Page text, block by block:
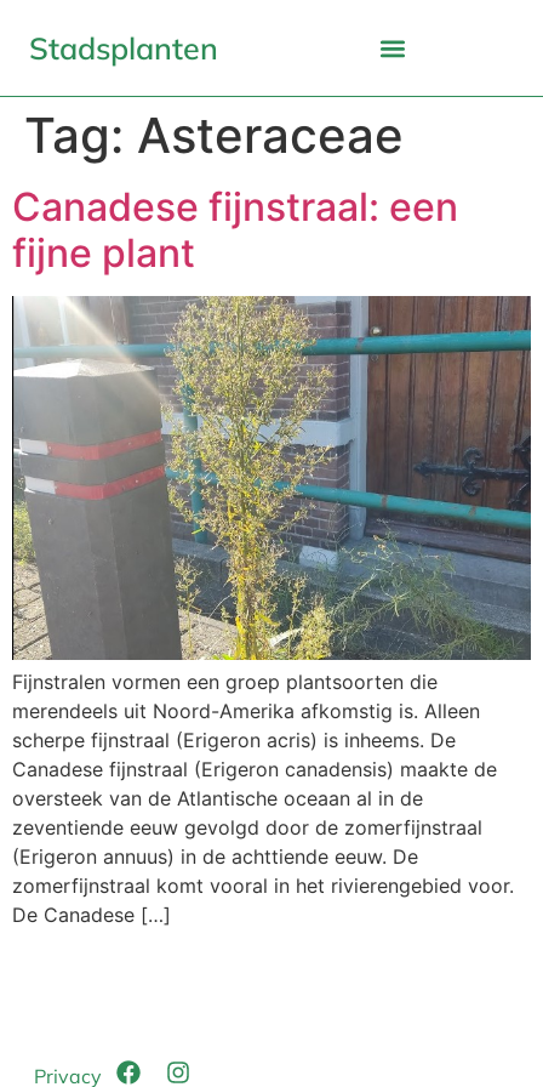
Stadsplanten
Tag: Asteraceae
Canadese fijnstraal: een
fijne plant
Fijnstralen vormen een groep plantsoorten die
merendeels uit Noord-Amerika afkomstig is. Alleen
scherpe fijnstraal (Erigeron acris) is inheems. De
Canadese fijnstraal (Erigeron canadensis) maakte de
oversteek van de Atlantische oceaan al in de
zeventiende eeuw gevolgd door de zomerfijnstraal
(Erigeron annuus) in de achttiende eeuw. De
zomerfijnstraal komt vooral in het rivierengebied voor.
De Canadese […]
Privacy